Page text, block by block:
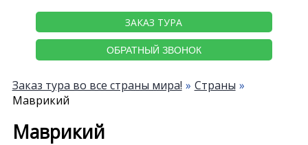
ЗАКАЗ ТУРА
ОБРАТНЫЙ ЗВОНОК
Заказ тура во все страны мира!
Страны
Маврикий
Маврикий